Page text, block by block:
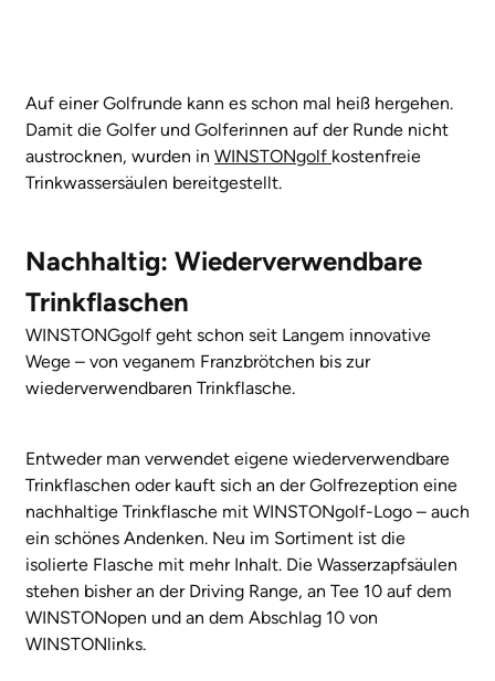
Auf einer Golfrunde kann es schon mal heiß hergehen.
Damit die Golfer und Golferinnen auf der Runde nicht
austrocknen, wurden in WINSTONgolf kostenfreie
Trinkwassersäulen bereitgestellt.
Nachhaltig: Wiederverwendbare
Trinkflaschen
WINSTONGgolf geht schon seit Langem innovative
Wege – von veganem Franzbrötchen bis zur
wiederverwendbaren Trinkflasche.
Entweder man verwendet eigene wiederverwendbare
Trinkflaschen oder kauft sich an der Golfrezeption eine
nachhaltige Trinkflasche mit WINSTONgolf-Logo – auch
ein schönes Andenken. Neu im Sortiment ist die
isolierte Flasche mit mehr Inhalt. Die Wasserzapfsäulen
stehen bisher an der Driving Range, an Tee 10 auf dem
WINSTONopen und an dem Abschlag 10 von
WINSTONlinks.